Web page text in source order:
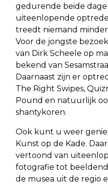
gedurende beide
uiteenlopende
treedt niemand
Voor de jongste
van Dirk Scheele op
bekend van
Daarnaast zijn er
The Right Swipes,
Pound en natuurlijk
shantykoren.
Ook kunt u weer
Kunst op de Kade.
vertoond van
fotografie tot
de musea uit de regio